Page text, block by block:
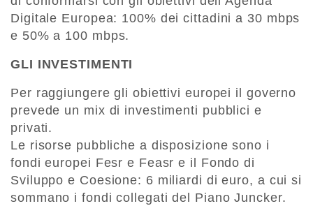
Digitale Europea: 100% dei cittadini a 30 mbps
e 50% a 100 mbps.
GLI INVESTIMENTI
Per raggiungere gli obiettivi europei il governo
prevede un mix di investimenti pubblici e
privati.
Le risorse pubbliche a disposizione sono i
fondi europei Fesr e Feasr e il Fondo di
Sviluppo e Coesione: 6 miliardi di euro, a cui si
sommano i fondi collegati del Piano Juncker.